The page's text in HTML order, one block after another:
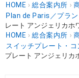
HOME › 総合案内所 ›
Plan de Paris／プラ
レート アンジェリカホ
HOME › 総合案内所 ›
スイッチプレート・
プレート アンジェリカ